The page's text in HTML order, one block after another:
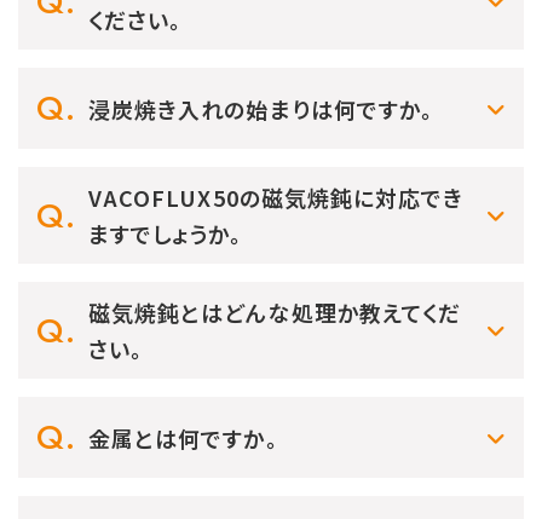
ください。
浸炭焼き入れの始まりは何ですか。
VACOFLUX50の磁気焼鈍に対応でき
ますでしょうか。
磁気焼鈍とはどんな処理か教えてくだ
さい。
金属とは何ですか。